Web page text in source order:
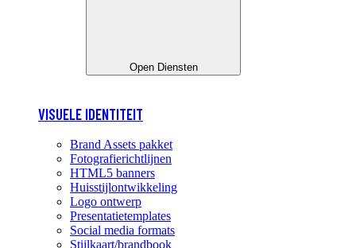
Open Diensten
VISUELE IDENTITEIT
Brand Assets pakket
Fotografierichtlijnen
HTML5 banners
Huisstijlontwikkeling
Logo ontwerp
Presentatietemplates
Social media formats
Stijlkaart/brandbook